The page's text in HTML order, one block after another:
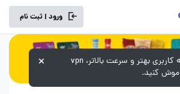
ورود | ثبت نام
برای تجربه کاربری بهتر و سرعت بالاتر، vpn
کنید.